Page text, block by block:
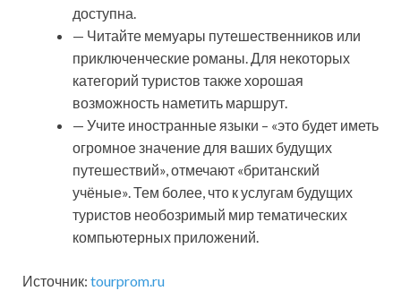
доступна.
— Читайте мемуары путешественников или
приключенческие романы. Для некоторых
категорий туристов также хорошая
возможность наметить маршрут.
— Учите иностранные языки – «это будет иметь
огромное значение для ваших будущих
путешествий», отмечают «британский
учёные». Тем более, что к услугам будущих
туристов необозримый мир тематических
компьютерных приложений.
Источник: tourprom.ru